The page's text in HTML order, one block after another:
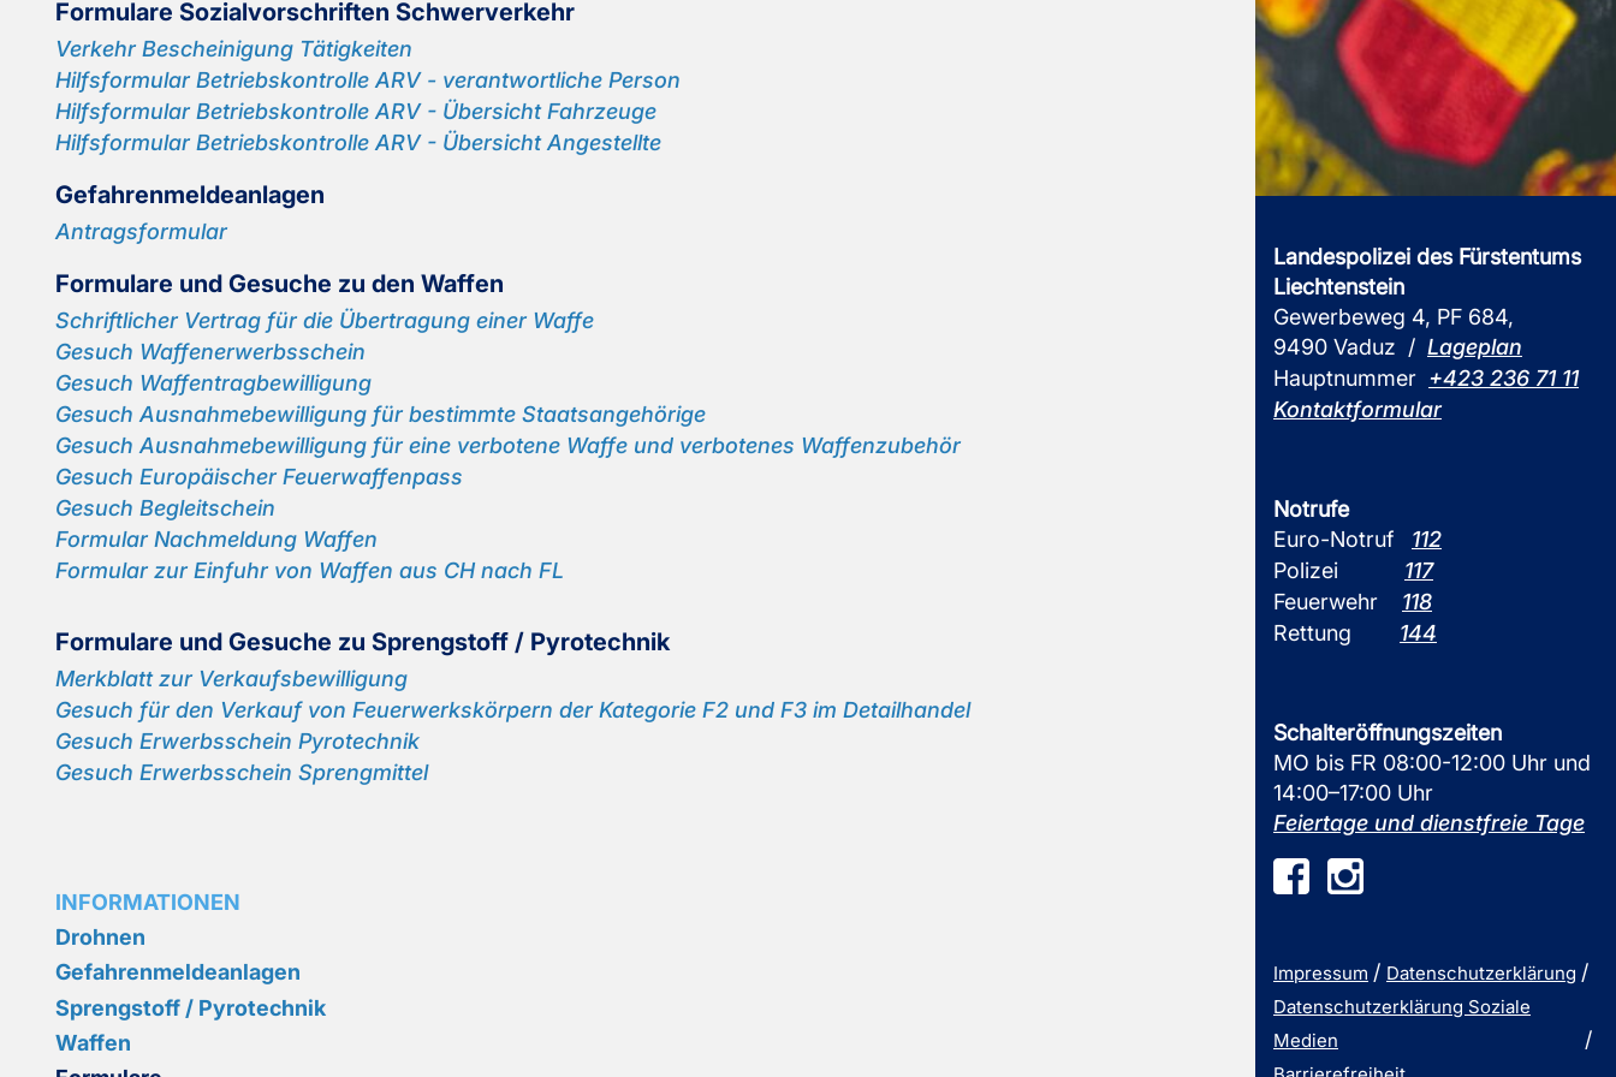
For­mu­la­re So­zi­al­vor­schrif­ten Schwer­ver­kehr
Ver­kehr Be­schei­ni­gung Tä­tig­kei­ten
Hilfs­for­mu­lar Be­triebs­kon­trol­le ARV - ver­ant­wort­li­che Per­son
Hilfs­for­mu­lar Be­triebs­kon­trol­le ARV - Über­sicht Fahr­zeu­ge
Hilfs­for­mu­lar Be­triebs­kon­trol­le ARV - Über­sicht An­ge­stell­te
Ge­fah­ren­mel­de­an­la­gen
An­trags­for­mu­lar
For­mu­la­re und Ge­su­che zu den Waf­fen
Schrift­li­cher Ver­trag für die Über­tra­gung einer Waffe
Ge­such Waf­fen­er­werbs­schein
Ge­such Waf­fen­trag­be­wil­li­gung
Ge­such Aus­nah­me­be­wil­li­gung für be­stimm­te Staats­an­ge­hö­ri­ge
Ge­such Aus­nah­me­be­wil­li­gung für eine ver­bo­te­ne Waffe und ver­bo­te­nes Waf­fen­zu­be­hör
Ge­such Eu­ro­päi­scher Feu­er­waf­fen­pass
Ge­such Be­gleit­schein
For­mu­lar Nach­mel­dung Waf­fen
For­mu­lar zur Ein­fuhr von Waf­fen aus CH nach FL
For­mu­la­re und Ge­su­che zu Spreng­stoff / Py­ro­tech­nik
Merk­blatt zur Ver­kaufs­be­wil­li­gung
Ge­such für den Ver­kauf von Feu­er­werks­kör­pern der Ka­te­go­rie F2 und F3 im De­tail­han­del
Ge­such Er­werbs­schein Py­ro­tech­nik
Ge­such Er­werbs­schein Spreng­mit­tel
INFORMATIONEN
Drohnen
Gefahrenmeldeanlagen
Sprengstoff / Pyrotechnik
Waffen
Landespolizei des Fürstentums
Liechtenstein
Gewerbeweg 4, PF 684,
9490 Vaduz / Lageplan
Hauptnummer +423 236 71 11
Kontaktformular
Notrufe
Euro-Notruf 112
Polizei 117
Feuerwehr 118
Rettung 144
Schalteröffnungszeiten
MO bis FR 08:00-12:00 Uhr und
14:00–17:00 Uhr
Feiertage und dienstfreie Tage
Impressum
Datenschutzerklärung
Datenschutzerklärung Soziale
Medien